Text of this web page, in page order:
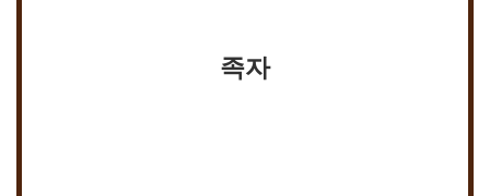
족자